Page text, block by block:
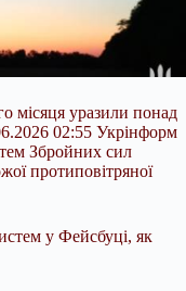
місяця уразили понад
02:55 Укрінформ
Збройних сил
протиповітряної
у Фейсбуці, як